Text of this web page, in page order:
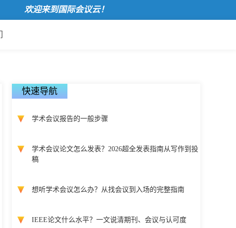
欢迎来到国际会议云！
快速导航
学术会议报告的一般步骤
学术会议论文怎么发表？2026超全发表指南从写作到投
稿
想听学术会议怎么办？从找会议到入场的完整指南
IEEE论文什么水平？一文说清期刊、会议与认可度